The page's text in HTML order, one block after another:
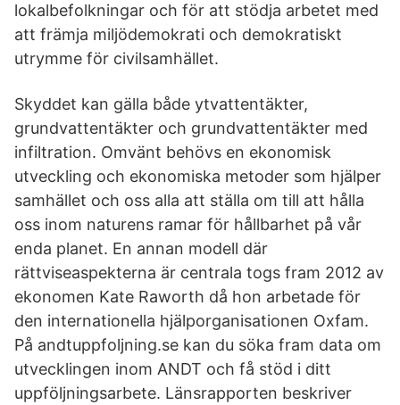
lokalbefolkningar och för att stödja arbetet med
att främja miljödemokrati och demokratiskt
utrymme för civilsamhället.
Skyddet kan gälla både ytvattentäkter,
grundvattentäkter och grundvattentäkter med
infiltration. Omvänt behövs en ekonomisk
utveckling och ekonomiska metoder som hjälper
samhället och oss alla att ställa om till att hålla
oss inom naturens ramar för hållbarhet på vår
enda planet. En annan modell där
rättviseaspekterna är centrala togs fram 2012 av
ekonomen Kate Raworth då hon arbetade för
den internationella hjälporganisationen Oxfam.
På andtuppfoljning.se kan du söka fram data om
utvecklingen inom ANDT och få stöd i ditt
uppfölj­nings­­arbete. Länsrapporten beskriver